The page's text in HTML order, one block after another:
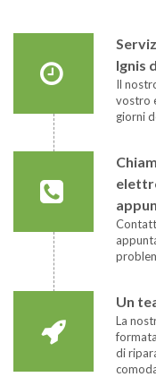
Ignis
Il
vostro
giorni
Un
La
di